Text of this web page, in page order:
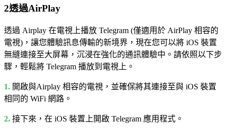
2透過AirPlay
透過 Airplay 在電視上播放 Telegram (僅適用於 AirPlay 相容的
電視)，讓您體驗訊息傳輸的新境界，現在您可以將 iOS 裝置
無縫連接至大屏幕，沉浸在強化的通訊體驗中。請依照以下步
驟，輕鬆將 Telegram 播放到電視上。
1. 開啟與Airplay 相容的電視，並確保將其連接至與 iOS 裝置
相同的 WiFi 網路。
2. 接下來，在 iOS 裝置上開啟 Telegram 應用程式。